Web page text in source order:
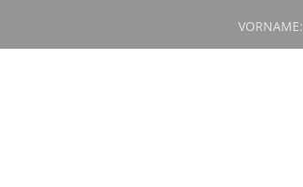
VORNAME: